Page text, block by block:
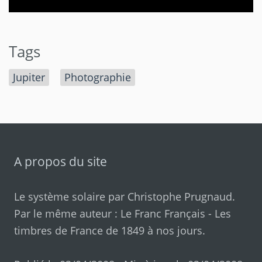
Tags
Jupiter Photographie
A propos du site
Le système solaire par Christophe Prugnaud.
Par le même auteur : Le Franc Français - Les
timbres de France de 1849 à nos jours.